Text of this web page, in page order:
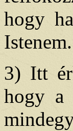
hogy
Istenem.
3) Itt
hogy a